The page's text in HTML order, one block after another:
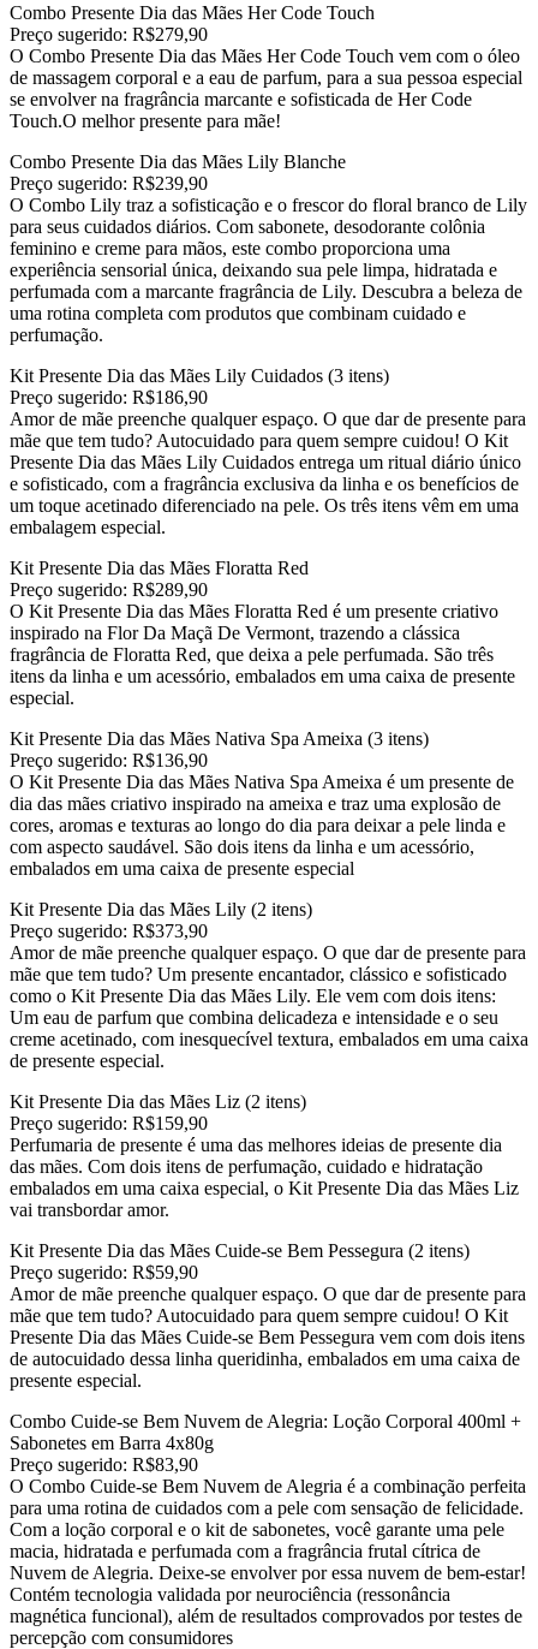
Combo Presente Dia das Mães Her Code Touch
Preço sugerido: R$279,90
O Combo Presente Dia das Mães Her Code Touch vem com o óleo
de massagem corporal e a eau de parfum, para a sua pessoa especial
se envolver na fragrância marcante e sofisticada de Her Code
Touch.O melhor presente para mãe!
Combo Presente Dia das Mães Lily Blanche
Preço sugerido: R$239,90
O Combo Lily traz a sofisticação e o frescor do floral branco de Lily
para seus cuidados diários. Com sabonete, desodorante colônia
feminino e creme para mãos, este combo proporciona uma
experiência sensorial única, deixando sua pele limpa, hidratada e
perfumada com a marcante fragrância de Lily. Descubra a beleza de
uma rotina completa com produtos que combinam cuidado e
perfumação.
Kit Presente Dia das Mães Lily Cuidados (3 itens)
Preço sugerido: R$186,90
Amor de mãe preenche qualquer espaço. O que dar de presente para
mãe que tem tudo? Autocuidado para quem sempre cuidou! O Kit
Presente Dia das Mães Lily Cuidados entrega um ritual diário único
e sofisticado, com a fragrância exclusiva da linha e os benefícios de
um toque acetinado diferenciado na pele. Os três itens vêm em uma
embalagem especial.
Kit Presente Dia das Mães Floratta Red
Preço sugerido: R$289,90
O Kit Presente Dia das Mães Floratta Red é um presente criativo
inspirado na Flor Da Maçã De Vermont, trazendo a clássica
fragrância de Floratta Red, que deixa a pele perfumada. São três
itens da linha e um acessório, embalados em uma caixa de presente
especial.
Kit Presente Dia das Mães Nativa Spa Ameixa (3 itens)
Preço sugerido: R$136,90
O Kit Presente Dia das Mães Nativa Spa Ameixa é um presente de
dia das mães criativo inspirado na ameixa e traz uma explosão de
cores, aromas e texturas ao longo do dia para deixar a pele linda e
com aspecto saudável. São dois itens da linha e um acessório,
embalados em uma caixa de presente especial
Kit Presente Dia das Mães Lily (2 itens)
Preço sugerido: R$373,90
Amor de mãe preenche qualquer espaço. O que dar de presente para
mãe que tem tudo? Um presente encantador, clássico e sofisticado
como o Kit Presente Dia das Mães Lily. Ele vem com dois itens:
Um eau de parfum que combina delicadeza e intensidade e o seu
creme acetinado, com inesquecível textura, embalados em uma caixa
de presente especial.
Kit Presente Dia das Mães Liz (2 itens)
Preço sugerido: R$159,90
Perfumaria de presente é uma das melhores ideias de presente dia
das mães. Com dois itens de perfumação, cuidado e hidratação
embalados em uma caixa especial, o Kit Presente Dia das Mães Liz
vai transbordar amor.
Kit Presente Dia das Mães Cuide-se Bem Pessegura (2 itens)
Preço sugerido: R$59,90
Amor de mãe preenche qualquer espaço. O que dar de presente para
mãe que tem tudo? Autocuidado para quem sempre cuidou! O Kit
Presente Dia das Mães Cuide-se Bem Pessegura vem com dois itens
de autocuidado dessa linha queridinha, embalados em uma caixa de
presente especial.
Combo Cuide-se Bem Nuvem de Alegria: Loção Corporal 400ml +
Sabonetes em Barra 4x80g
Preço sugerido: R$83,90
O Combo Cuide-se Bem Nuvem de Alegria é a combinação perfeita
para uma rotina de cuidados com a pele com sensação de felicidade.
Com a loção corporal e o kit de sabonetes, você garante uma pele
macia, hidratada e perfumada com a fragrância frutal cítrica de
Nuvem de Alegria. Deixe-se envolver por essa nuvem de bem-estar!
Contém tecnologia validada por neurociência (ressonância
magnética funcional), além de resultados comprovados por testes de
percepção com consumidores